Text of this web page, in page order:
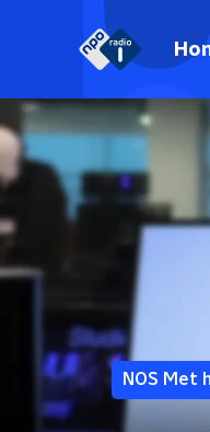
NOS Met